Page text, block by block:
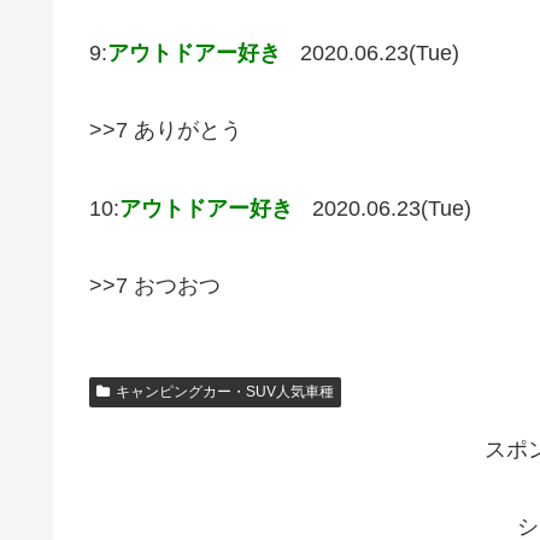
9:アウトドアー好き 2020.06.23(Tue)
>>7 ありがとう
10:アウトドアー好き 2020.06.23(Tue)
>>7 おつおつ
キャンピングカー・SUV人気車種
スポ